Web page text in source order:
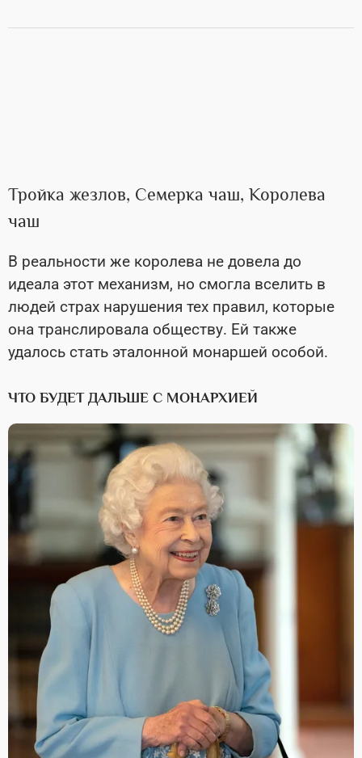
Тройка жезлов, Семерка чаш, Королева
чаш
В реальности же королева не довела до
идеала этот механизм, но смогла вселить в
людей страх нарушения тех правил, которые
она транслировала обществу. Ей также
удалось стать эталонной монаршей особой.
ЧТО БУДЕТ ДАЛЬШЕ С МОНАРХИЕЙ